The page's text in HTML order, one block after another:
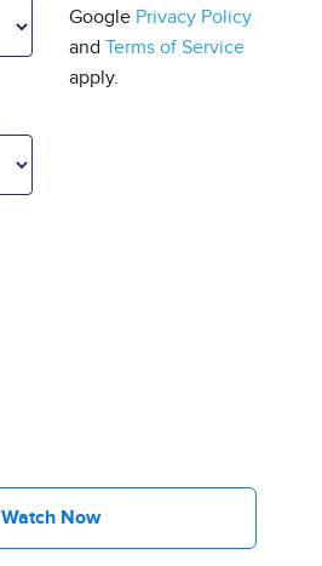
Google Privacy Policy
and Terms of Service
apply.
Watch Now